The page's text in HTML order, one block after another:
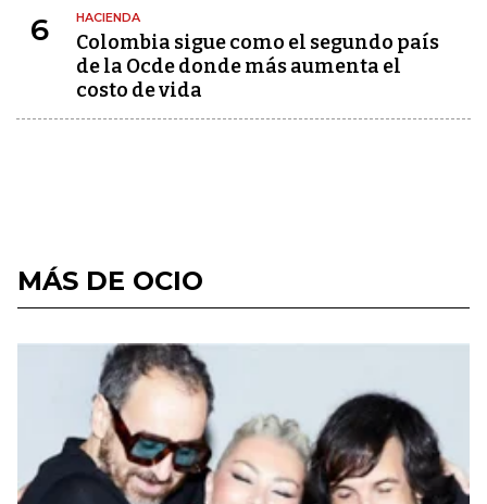
6 HACIENDA
Colombia sigue como el segundo país
de la Ocde donde más aumenta el
costo de vida
MÁS DE OCIO